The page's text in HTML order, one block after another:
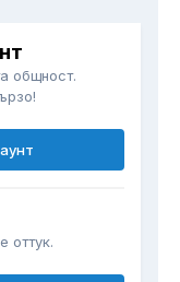
общност.
оттук.